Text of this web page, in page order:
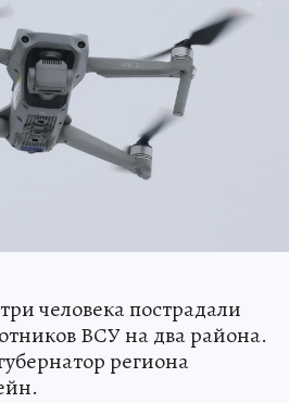
человека пострадали
ВСУ на два района.
региона